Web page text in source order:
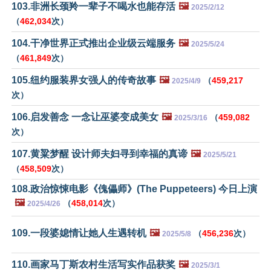
103.非洲长颈羚一辈子不喝水也能存活 🖼️ 2025/2/12
（462,034次）
104.干净世界正式推出企业级云端服务 🖼️ 2025/5/24
（461,849次）
105.纽约服装界女强人的传奇故事 🖼️ 2025/4/9 （459,217
次）
106.启发善念 一念让巫婆变成美女 🖼️ 2025/3/16 （459,082
次）
107.黄粱梦醒 设计师夫妇寻到幸福的真谛 🖼️ 2025/5/21
（458,509次）
108.政治惊悚电影《傀儡师》(The Puppeteers) 今日上演
🖼️ 2025/4/26 （458,014次）
109.一段婆媳情让她人生遇转机 🖼️ 2025/5/8 （456,236次）
110.画家马丁斯农村生活写实作品获奖 🖼️ 2025/3/1